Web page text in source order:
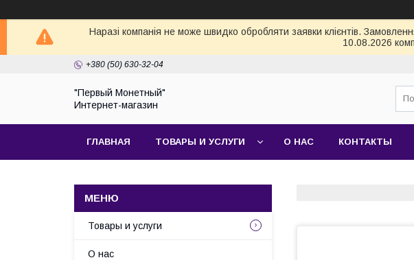
Наразі компанія не може швидко обробляти заявки клієнтів.
10.08.2026
+380 (50) 630-32-04
"Первый Монетный"
Интернет-магазин
ГЛАВНАЯ ТОВАРЫ И УСЛУГИ О НАС КОНТАКТЫ
Товары и услуги
О нас